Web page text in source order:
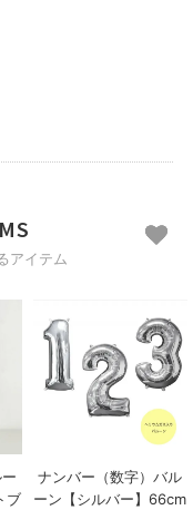
アイテム
ブ
ナンバー（数字）バル
ーン【シルバー】66cm